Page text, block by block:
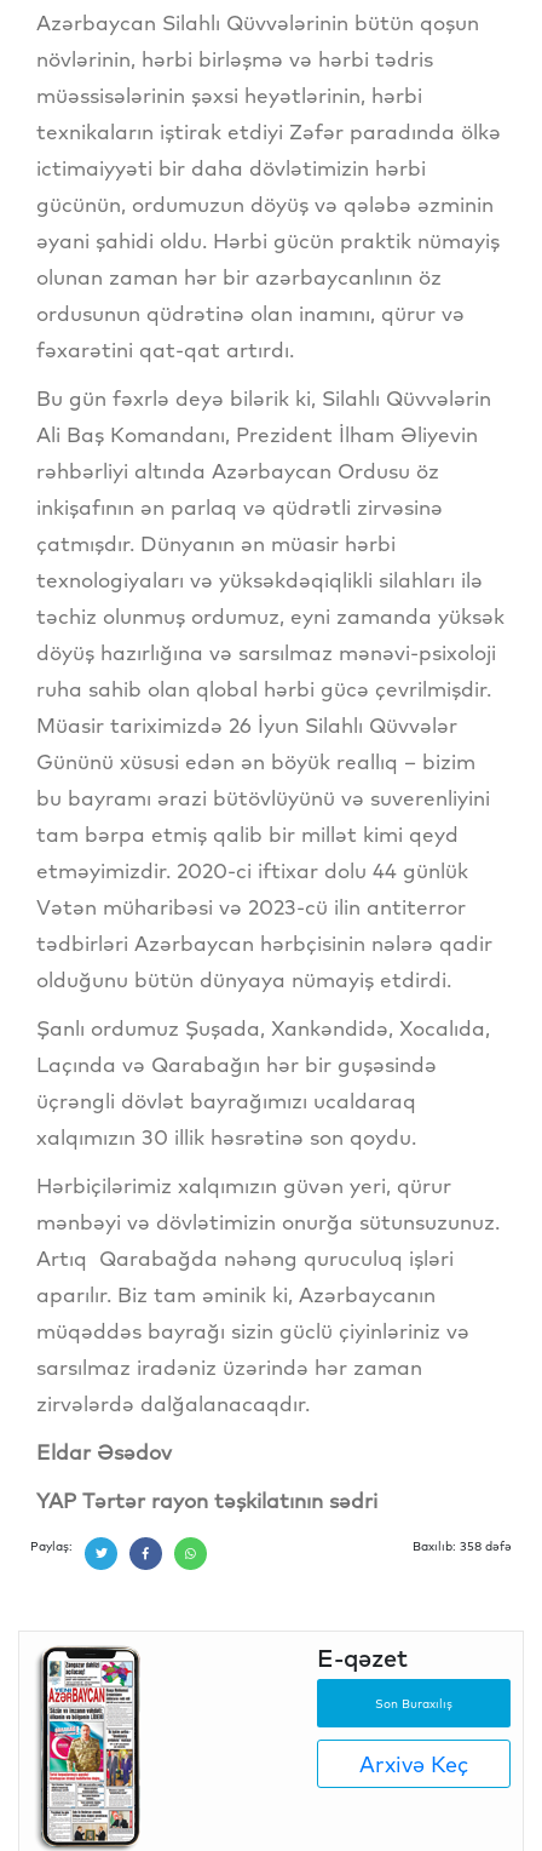
Azərbaycan Silahlı Qüvvələrinin bütün qoşun
növlərinin, hərbi birləşmə və hərbi tədris
müəssisələrinin şəxsi heyətlərinin, hərbi
texnikaların iştirak etdiyi Zəfər paradında ölkə
ictimaiyyəti bir daha dövlətimizin hərbi
gücünün, ordumuzun döyüş və qələbə əzminin
əyani şahidi oldu. Hərbi gücün praktik nümayiş
olunan zaman hər bir azərbaycanlının öz
ordusunun qüdrətinə olan inamını, qürur və
fəxarətini qat-qat artırdı.
Bu gün fəxrlə deyə bilərik ki, Silahlı Qüvvələrin
Ali Baş Komandanı, Prezident İlham Əliyevin
rəhbərliyi altında Azərbaycan Ordusu öz
inkişafının ən parlaq və qüdrətli zirvəsinə
çatmışdır. Dünyanın ən müasir hərbi
texnologiyaları və yüksəkdəqiqlikli silahları ilə
təchiz olunmuş ordumuz, eyni zamanda yüksək
döyüş hazırlığına və sarsılmaz mənəvi-psixoloji
ruha sahib olan qlobal hərbi gücə çevrilmişdir.
Müasir tariximizdə 26 İyun Silahlı Qüvvələr
Gününü xüsusi edən ən böyük reallıq – bizim
bu bayramı ərazi bütövlüyünü və suverenliyini
tam bərpa etmiş qalib bir millət kimi qeyd
etməyimizdir. 2020-ci iftixar dolu 44 günlük
Vətən müharibəsi və 2023-cü ilin antiterror
tədbirləri Azərbaycan hərbçisinin nələrə qadir
olduğunu bütün dünyaya nümayiş etdirdi.
Şanlı ordumuz Şuşada, Xankəndidə, Xocalıda,
Laçında və Qarabağın hər bir guşəsində
üçrəngli dövlət bayrağımızı ucaldaraq
xalqımızın 30 illik həsrətinə son qoydu.
Hərbiçilərimiz xalqımızın güvən yeri, qürur
mənbəyi və dövlətimizin onurğa sütunsuzunuz.
Artıq Qarabağda nəhəng quruculuq işləri
aparılır. Biz tam əminik ki, Azərbaycanın
müqəddəs bayrağı sizin güclü çiyinləriniz və
sarsılmaz iradəniz üzərində hər zaman
zirvələrdə dalğalanacaqdır.
Eldar Əsədov
YAP Tərtər rayon təşkilatının sədri
Paylaş: Baxılıb: 358 dəfə
E-qəzet
Son Buraxılış
Arxivə Keç